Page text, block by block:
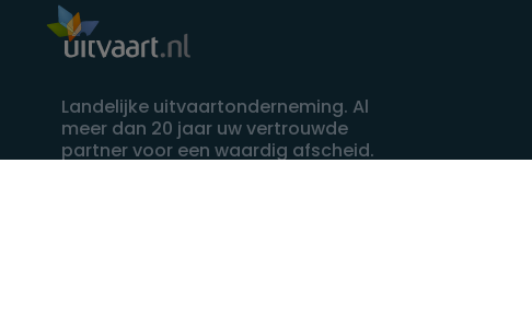
Landelijke uitvaartonderneming. Al
meer dan 20 jaar uw vertrouwde
partner voor een waardig afscheid.